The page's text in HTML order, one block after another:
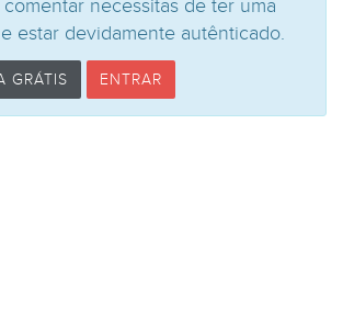
necessitas de ter uma
estar devidamente autênticado.
GRÁTIS ENTRAR